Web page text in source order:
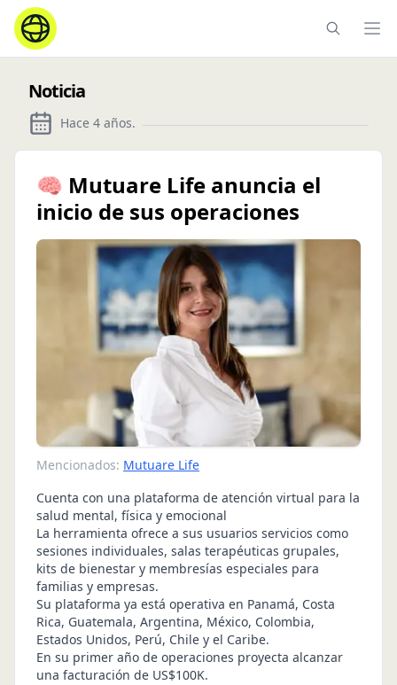
Noticia
Hace 4 años.
🧠 Mutuare Life anuncia el
inicio de sus operaciones
Mencionados: Mutuare Life
Cuenta con una plataforma de atención virtual para la
salud mental, física y emocional
La herramienta ofrece a sus usuarios servicios como
sesiones individuales, salas terapéuticas grupales,
kits de bienestar y membresías especiales para
familias y empresas.
Su plataforma ya está operativa en Panamá, Costa
Rica, Guatemala, Argentina, México, Colombia,
Estados Unidos, Perú, Chile y el Caribe.
En su primer año de operaciones proyecta alcanzar
una facturación de US$100K.